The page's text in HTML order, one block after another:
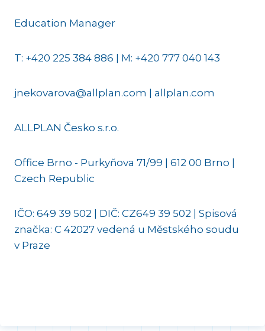
Education Manager
T: +420 225 384 886 | M: +420 777 040 143
jnekovarova@allplan.com | allplan.com
ALLPLAN Česko s.r.o.
Office Brno - Purkyňova 71/99 | 612 00 Brno |
Czech Republic
IČO: 649 39 502 | DIČ: CZ649 39 502 | Spisová
značka: C 42027 vedená u Městského soudu
v Praze